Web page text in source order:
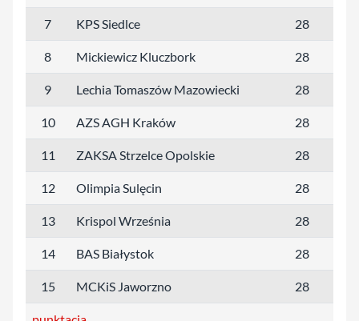
7 KPS Siedlce 28
8 Mickiewicz Kluczbork 28
9 Lechia Tomaszów Mazowiecki 28
10 AZS AGH Kraków 28
11 ZAKSA Strzelce Opolskie 28
12 Olimpia Sulęcin 28
13 Krispol Września 28
14 BAS Białystok 28
15 MCKiS Jaworzno 28